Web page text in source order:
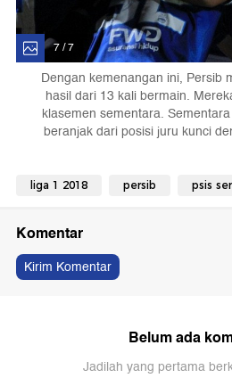
7 / 7
Dengan kemenangan ini, Persib
hasil dari 13 kali bermain.
klasemen sementara.
beranjak dari posisi juru kunci
liga 1 2018 persib psis
Komentar
Kirim Komentar
Belum ada
Jadilah yang pertama